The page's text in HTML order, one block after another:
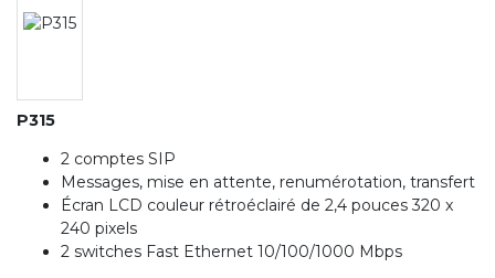
P315
2 comptes SIP
Messages, mise en attente, renumérotation, transfert
Écran LCD couleur rétroéclairé de 2,4 pouces 320 x
240 pixels
2 switches Fast Ethernet 10/100/1000 Mbps